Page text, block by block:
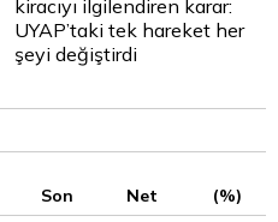
kiracıyı ilgilendiren karar:
UYAP’taki tek hareket her
şeyi değiştirdi
Son Net
(%)